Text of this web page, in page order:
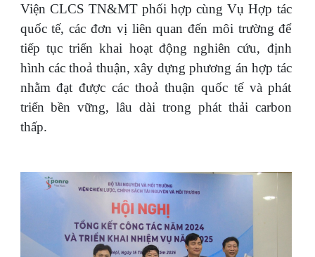
Viện CLCS TN&MT phối hợp cùng Vụ Hợp tác
quốc tế, các đơn vị liên quan đến môi trường để
tiếp tục triển khai hoạt động nghiên cứu, định
hình các thoả thuận, xây dựng phương án hợp tác
nhằm đạt được các thoả thuận quốc tế và phát
triển bền vững, lâu dài trong phát thải carbon
thấp.